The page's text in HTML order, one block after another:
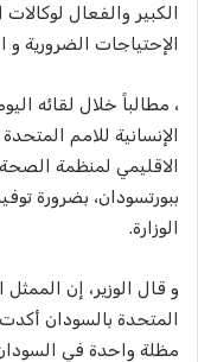
الكبير والفعال
الإحتياجات الضرورية
، مطالباً خلال لقائه
الإنسانية للامم
الاقليمي لمنظمة
ببورتسودان، بضرورة
الوزارة.
و قال الوزير، إن
المتحدة بالسودان
مظلة واحدة في